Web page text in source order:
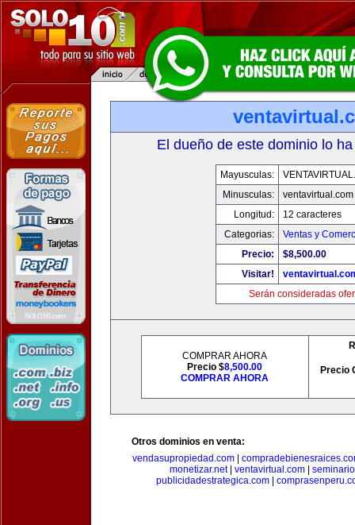
El dueño de este dominio lo
Mayusculas:
Minusculas:
ventavirtual.com
Longitud:
12 caracteres
Categorias:
Ventas y
Precio:
$8,500.00
Visitar!
Serán consideradas
COMPRAR AHORA
Precio $8,500.00
COMPRAR AHORA
Precio
Otros dominios en venta:
vendasupropiedad.com
monetizar.net| ventavirtual.com
publicidadestrategica.com